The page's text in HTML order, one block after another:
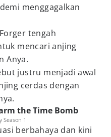
menggagalkan
tengah
mencari anjing
Anya.
justru menjadi awal
cerdas dengan
the Time Bomb
Season 1
berbahaya dan kini